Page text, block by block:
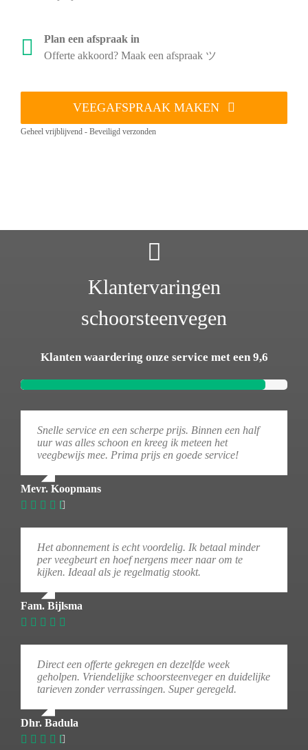
Plan een afspraak in
Offerte akkoord? Maak een afspraak ツ
VEEGAFSPRAAK MAKEN
Geheel vrijblijvend - Beveiligd verzonden
Klantervaringen
schoorsteenvegen
Klanten waardering onze service met een 9,6
Snelle service en een scherpe prijs. Binnen een half
uur was alles schoon en kreeg ik meteen het
veegbewijs mee. Prima prijs en goede service!
Mevr. Koopmans
Het abonnement is echt voordelig. Ik betaal minder
per veegbeurt en hoef nergens meer naar om te
kijken. Ideaal als je regelmatig stookt.
Fam. Bijlsma
Direct een offerte gekregen en dezelfde week
geholpen. Vriendelijke schoorsteenveger en duidelijke
tarieven zonder verrassingen. Super geregeld.
Dhr. Badula